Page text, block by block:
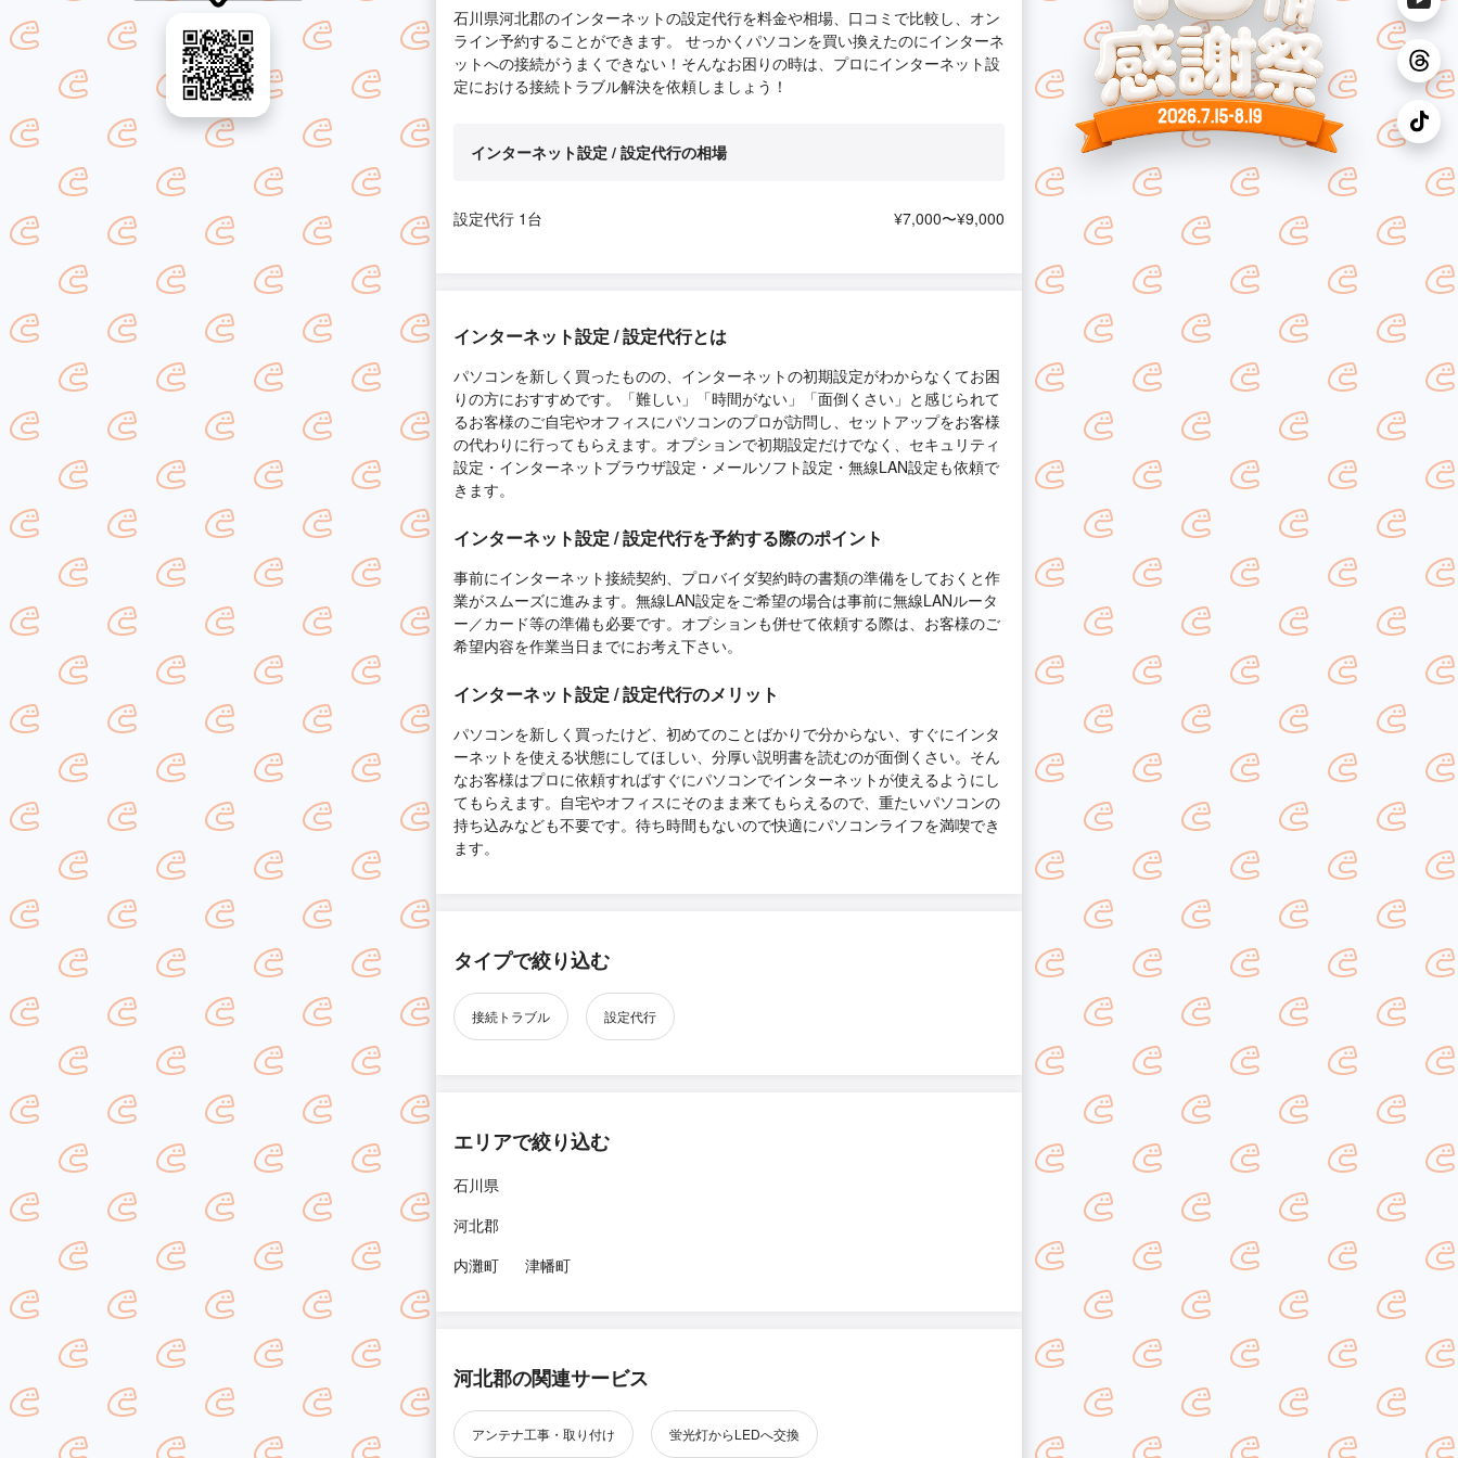
石川県河北郡のインターネットの設定代行を料金や相場、口コミで比較し、オン
ライン予約することができます。 せっかくパソコンを買い換えたのにインターネ
ットへの接続がうまくできない！そんなお困りの時は、プロにインターネット設
定における接続トラブル解決を依頼しましょう！
インターネット設定 / 設定代行の相場
設定代行 1台 ¥7,000〜¥9,000
インターネット設定 / 設定代行とは
パソコンを新しく買ったものの、インターネットの初期設定がわからなくてお困
りの方におすすめです。「難しい」「時間がない」「面倒くさい」と感じられて
るお客様のご自宅やオフィスにパソコンのプロが訪問し、セットアップをお客様
の代わりに行ってもらえます。オプションで初期設定だけでなく、セキュリティ
設定・インターネットブラウザ設定・メールソフト設定・無線LAN設定も依頼で
きます。
インターネット設定 / 設定代行を予約する際のポイント
事前にインターネット接続契約、プロバイダ契約時の書類の準備をしておくと作
業がスムーズに進みます。無線LAN設定をご希望の場合は事前に無線LANルータ
ー／カード等の準備も必要です。オプションも併せて依頼する際は、お客様のご
希望内容を作業当日までにお考え下さい。
インターネット設定 / 設定代行のメリット
パソコンを新しく買ったけど、初めてのことばかりで分からない、すぐにインタ
ーネットを使える状態にしてほしい、分厚い説明書を読むのが面倒くさい。そん
なお客様はプロに依頼すればすぐにパソコンでインターネットが使えるようにし
てもらえます。自宅やオフィスにそのまま来てもらえるので、重たいパソコンの
持ち込みなども不要です。待ち時間もないので快適にパソコンライフを満喫でき
ます。
タイプで絞り込む
接続トラブル 設定代行
エリアで絞り込む
石川県
河北郡
内灘町
津幡町
河北郡の関連サービス
アンテナ工事・取り付け 蛍光灯からLEDへ交換